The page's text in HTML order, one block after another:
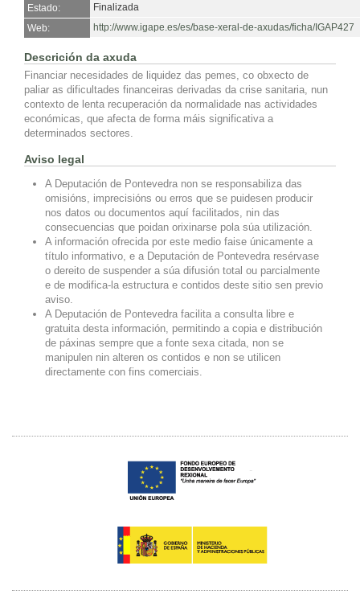
Estado:
Finalizada
Web:
http://www.igape.es/es/base-xeral-de-axudas/ficha/IGAP427
Descrición da axuda
Financiar necesidades de liquidez das pemes, co obxecto de
paliar as dificultades financeiras derivadas da crise sanitaria, nun
contexto de lenta recuperación da normalidade nas actividades
económicas, que afecta de forma máis significativa a
determinados sectores.
Aviso legal
A Deputación de Pontevedra non se responsabiliza das
omisións, imprecisións ou erros que se puidesen producir
nos datos ou documentos aquí facilitados, nin das
consecuencias que poidan orixinarse pola súa utilización.
A información ofrecida por este medio faise únicamente a
título informativo, e a Deputación de Pontevedra resérvase
o dereito de suspender a súa difusión total ou parcialmente
e de modifica-la estructura e contidos deste sitio sen previo
aviso.
A Deputación de Pontevedra facilita a consulta libre e
gratuita desta información, permitindo a copia e distribución
de páxinas sempre que a fonte sexa citada, non se
manipulen nin alteren os contidos e non se utilicen
directamente con fins comerciais.